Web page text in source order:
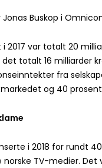
Buskop i
2017 var totalt 20
totalt 16 milliarder
fra
og 40
i 2018 for rundt
TV-medier.